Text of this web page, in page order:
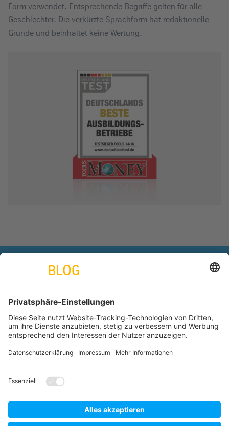
Form verwendet. Entsprechende Begriffe gelten für alle
Geschlechter. Die verkürzte Sprachform hat redaktionelle
Gründe und beinhaltet keine Wertung.
engineering. tomorrow. together.